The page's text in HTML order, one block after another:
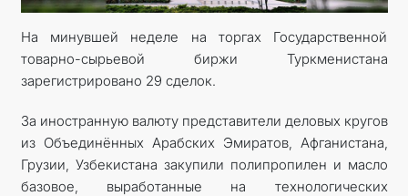
КОНТАКТНЫЕ ДАННЫЕ
На минувшей неделе на торгах Государственной
товарно-сырьевой биржи Туркменистана
зарегистрировано 29 сделок.
За иностранную валюту представители деловых кругов
из Объединённых Арабских Эмиратов, Афганистана,
Грузии, Узбекистана закупили полипропилен и масло
базовое, выработанные на технологических